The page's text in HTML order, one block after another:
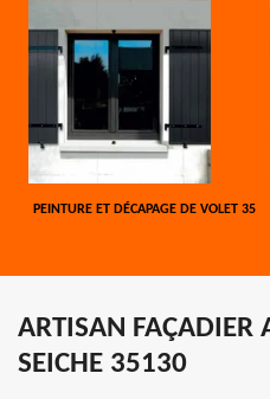
PEINTURE ET DÉCAPAGE DE VOLET 35
ARTISAN FAÇADIER
SEICHE 35130